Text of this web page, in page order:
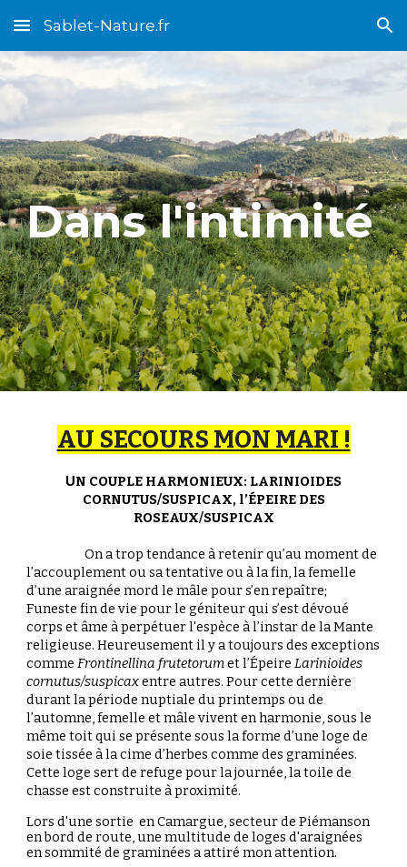
Skip to main content Skip to navigation
Sablet-Nature.fr
Dans l'intimité
AU SECOURS MON MARI !
UN COUPLE HARMONIEUX: LARINIOIDES
CORNUTUS/SUSPICAX, l’ÉPEIRE DES
ROSEAUX/SUSPICAX
On a trop tendance à retenir qu’au moment de
l’accouplement ou sa tentative ou à la fin, la femelle
d’une araignée mord le mâle pour s’en repaître;
Funeste fin de vie pour le géniteur qui s’est dévoué
corps et âme à perpétuerl'espèce à l’instar de la Mante
religieuse. Heureusement il y a toujours des exceptions
commeFrontinellina frutetorumetl’ÉpeireLarinioides
cornutus/suspicaxentre autres. Pour cette dernière
durant la période nuptiale du printemps ou de
l’automne, femelle et mâle vivent en harmonie, sous le
même toit qui se présente sous la forme d’une loge de
soie tissée à la cime d’herbes comme des graminées.
Cette loge sert de refuge pour la journée, la toile de
chasse est construite à proximité.
Lors d'une sortie en Camargue, secteur de Piémanson
en bord de route, une multitude de loges d'araignées
en sommité de graminées a attiré mon attention.